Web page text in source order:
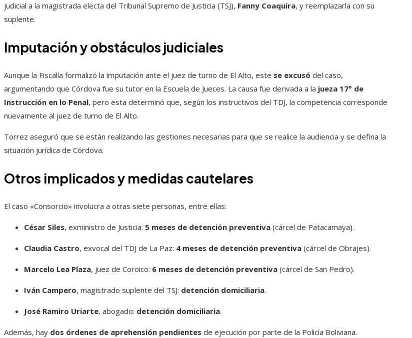
judicial a la magistrada electa del Tribunal Supremo de Justicia (TSJ), Fanny Coaquira, y reemplazarla con su
suplente.
Imputación y obstáculos judiciales
Aunque la Fiscalía formalizó la imputación ante el juez de turno de El Alto, este se excusó del caso,
argumentando que Córdova fue su tutor en la Escuela de Jueces. La causa fue derivada a la jueza 17° de
Instrucción en lo Penal, pero esta determinó que, según los instructivos del TDJ, la competencia corresponde
nuevamente al juez de turno de El Alto.
Torrez aseguró que se están realizando las gestiones necesarias para que se realice la audiencia y se defina la
situación jurídica de Córdova.
Otros implicados y medidas cautelares
El caso «Consorcio» involucra a otras siete personas, entre ellas:
César Siles, exministro de Justicia: 5 meses de detención preventiva (cárcel de Patacamaya).
Claudia Castro, exvocal del TDJ de La Paz: 4 meses de detención preventiva (cárcel de Obrajes).
Marcelo Lea Plaza, juez de Coroico: 6 meses de detención preventiva (cárcel de San Pedro).
Iván Campero, magistrado suplente del TSJ: detención domiciliaria.
José Ramiro Uriarte, abogado: detención domiciliaria.
Además, hay dos órdenes de aprehensión pendientes de ejecución por parte de la Policía Boliviana.